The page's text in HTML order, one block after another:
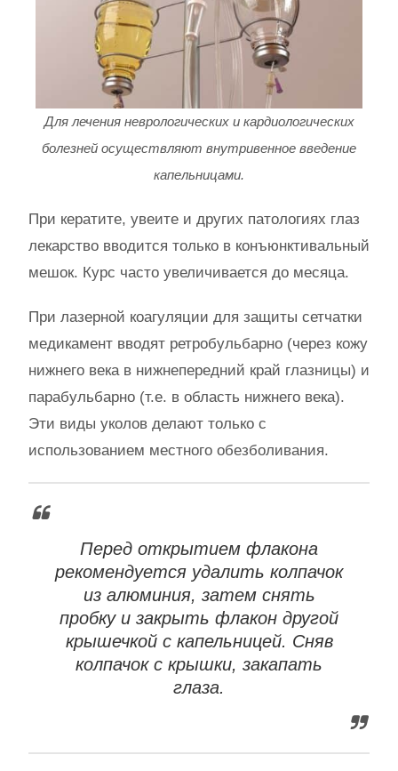
Для лечения неврологических и кардиологических
болезней осуществляют внутривенное введение
капельницами.
При кератите, увеите и других патологиях глаз
лекарство вводится только в конъюнктивальный
мешок. Курс часто увеличивается до месяца.
При лазерной коагуляции для защиты сетчатки
медикамент вводят ретробульбарно (через кожу
нижнего века в нижнепередний край глазницы) и
парабульбарно (т.е. в область нижнего века).
Эти виды уколов делают только с
использованием местного обезболивания.
Перед открытием флакона
рекомендуется удалить колпачок
из алюминия, затем снять
пробку и закрыть флакон другой
крышечкой с капельницей. Сняв
колпачок с крышки, закапать
глаза.